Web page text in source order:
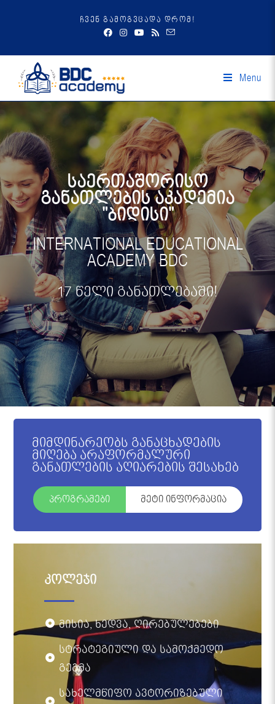
ჩვენ გამოგვცადა დრომ!
Menu
საერთაშორისო
განათლების აკადემია
"ბიდისი"
INTERNATIONAL EDUCATIONAL
ACADEMY BDC
17 წელი განათლებაში!
მიმდინარეობს განაცხადების
მიღება არაფორმალური
განათლების აღიარების შესახებ
პროგრამები მეტი ინფორმაცია
კოლეჯი
მისია, ხედვა, ღირებულებები
სტრატეგიული და სამოქმედო
გეგმა
სახელმწიფო ავტორიზებული